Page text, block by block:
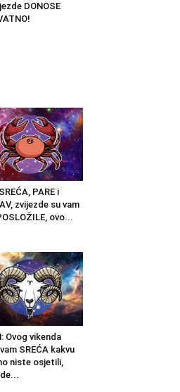
DONOSE
PARE i
zvijezde su vam
ovo...
Ovog vikenda
SREĆA kakvu
niste osjetili,